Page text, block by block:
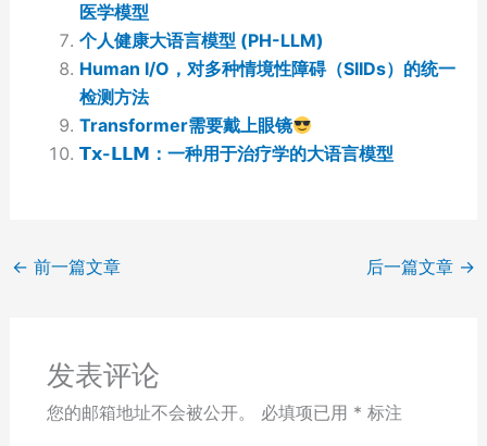
医学模型
个人健康大语言模型 (PH-LLM)
Human I/O，对多种情境性障碍（SIIDs）的统一
检测方法
Transformer需要戴上眼镜
𝗧𝘅-𝗟𝗟𝗠：一种用于治疗学的大语言模型
← 前一篇文章 后一篇文章 →
发表评论
您的邮箱地址不会被公开。 必填项已用 * 标注